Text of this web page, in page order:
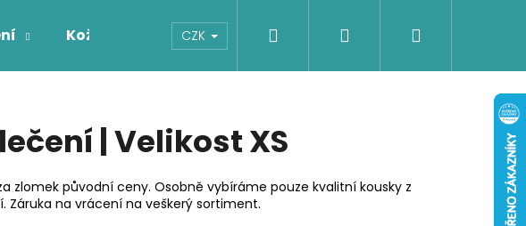
Kožichy Boty Dětské
CZK Přihlášení
| Velikost XS
zlomek původní ceny. Osobně vybíráme pouze kvalitní kousky z
na vrácení na veškerý sortiment.